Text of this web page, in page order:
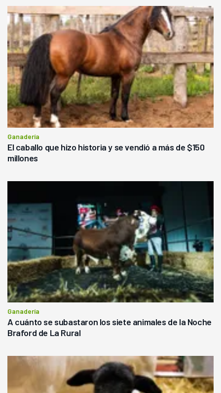
Ganadería
El caballo que hizo historia y se vendió a más de $150
millones
Ganadería
A cuánto se subastaron los siete animales de la Noche
Braford de La Rural